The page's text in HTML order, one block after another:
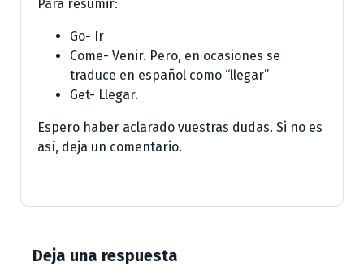
Para resumir:
Go- Ir
Come- Venir. Pero, en ocasiones se
traduce en español como “llegar”
Get- Llegar.
Espero haber aclarado vuestras dudas. Si no es
así, deja un comentario.
Deja una respuesta